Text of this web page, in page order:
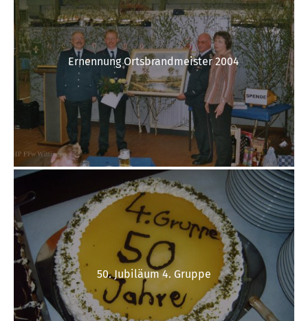
Ernennung Ortsbrandmeister 2004
50. Jubiläum 4. Gruppe